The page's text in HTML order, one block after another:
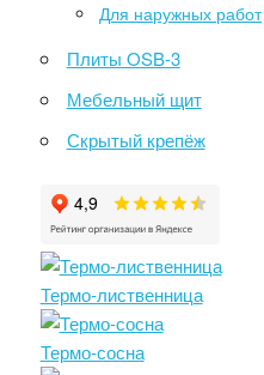
Для наружных работ
Плиты OSB-3
Мебельный щит
Скрытый крепёж
Термо-лиственница
Термо-сосна